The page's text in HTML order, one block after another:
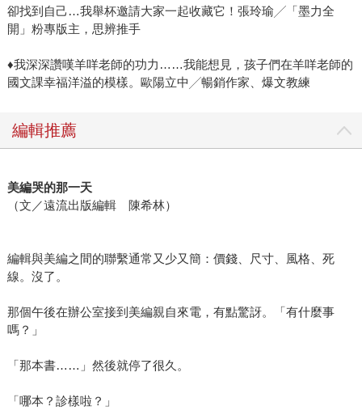
卻找到自己…我舉杯邀請大家一起收藏它！張玲瑜╱「墨力全
開」粉專版主，思辨推手
♦我深深讚嘆羊咩老師的功力……我能想見，孩子們在羊咩老師的
國文課幸福洋溢的模樣。歐陽立中╱暢銷作家、爆文教練
編輯推薦
美編哭的那一天
（文／遠流出版編輯 陳希林）
編輯與美編之間的聯繫通常又少又簡：價錢、尺寸、風格、死
線。沒了。
那個午後在辦公室接到美編親自來電，有點驚訝。「有什麼事
嗎？」
「那本書……」然後就停了很久。
「哪本？診樣啦？」